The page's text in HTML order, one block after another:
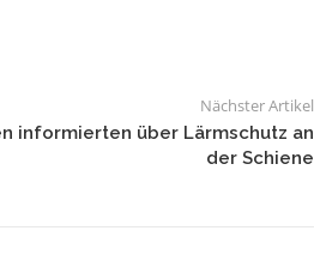
Nächster Artikel
informierten über Lärmschutz an
der Schiene